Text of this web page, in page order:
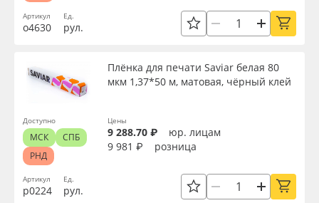
Артикул
о4630
Ед.
рул.
Артикул
р0224
Плёнка для печати Saviar белая 80
мкм 1,37*50 м, матовая, чёрный клей
Ед.
рул.
Цены
9 288.70 ₽
юр. лицам
9 981 ₽
розница
Доступно
МСК
СПБ
РНД